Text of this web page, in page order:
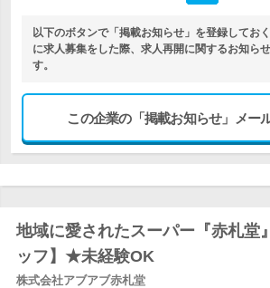
以下のボタンで「掲載お知らせ」を登録してお
に求人募集をした際、求人再開に関するお知ら
す。
この企業の「掲載お知らせ」メー
地域に愛されたスーパー『赤札堂
ッフ】★未経験OK
株式会社アブアブ赤札堂